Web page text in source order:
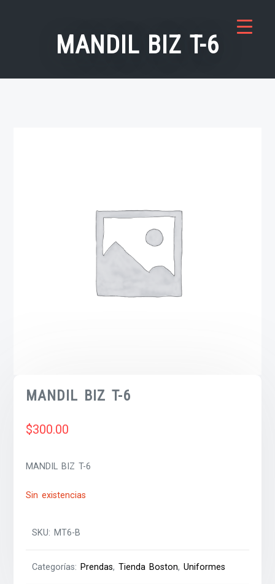
MANDIL BIZ T-6
MANDIL BIZ T-6
$300.00
MANDIL BIZ T-6
Sin existencias
SKU:MT6-B
Categorías:Prendas,Tienda Boston,Uniformes